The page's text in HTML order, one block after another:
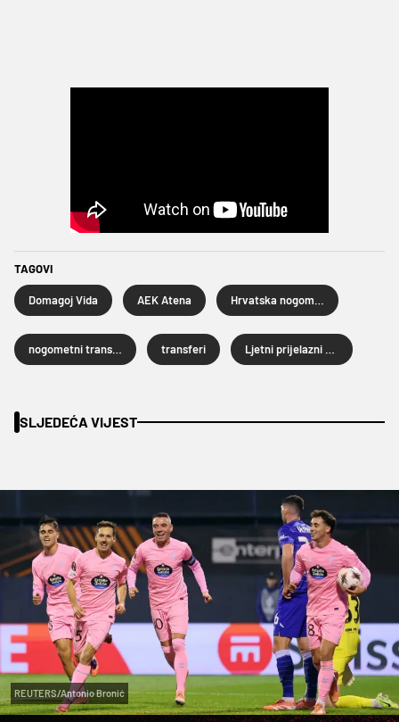
TAGOVI
Domagoj Vida AEK Atena
transferi
SLJEDEĆA VIJEST
REUTERS/Antonio Bronić